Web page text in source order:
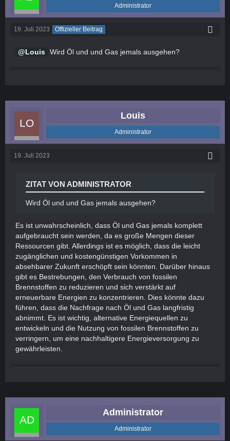
Administrator
19. Juli 2023 Offizieller Beitrag
Louis Wird Öl und und Gas jemals ausgehen?
Louis
Administrator
19. Juli 2023
ZITAT VON ADMINISTRATOR
Wird Öl und und Gas jemals ausgehen?
Es ist unwahrscheinlich, dass Öl und Gas jemals komplett
aufgebraucht sein werden, da es große Mengen dieser
Ressourcen gibt. Allerdings ist es möglich, dass die leicht
zugänglichen und kostengünstigen Vorkommen in
absehbarer Zukunft erschöpft sein könnten. Darüber hinaus
gibt es Bestrebungen, den Verbrauch von fossilen
Brennstoffen zu reduzieren und sich verstärkt auf
erneuerbare Energien zu konzentrieren. Dies könnte dazu
führen, dass die Nachfrage nach Öl und Gas langfristig
abnimmt. Es ist wichtig, alternative Energiequellen zu
entwickeln und die Nutzung von fossilen Brennstoffen zu
verringern, um eine nachhaltigere Energieversorgung zu
gewährleisten.
Administrator
Administrator